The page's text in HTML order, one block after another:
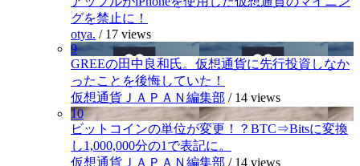
グを禁止に！
otya. / 17 views
9
GREEの田中良和氏。仮想通貨に先行投資しなか
ったことを後悔していた！
仮想通貨ＪＡＰＡＮ編集部 / 14 views
10
ビットコインの単位が変更！？BTC⇒Bitsに変換
し1,000,000分の1で表記に。
仮想通貨ＪＡＰＡＮ編集部 / 14 views